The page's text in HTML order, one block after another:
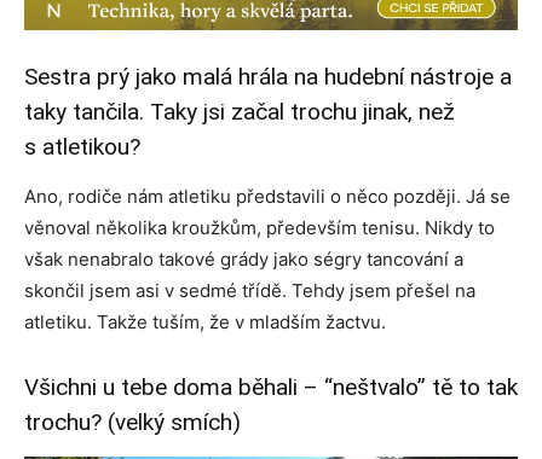
Sestra prý jako malá hrála na hudební nástroje a
taky tančila. Taky jsi začal trochu jinak, než
s atletikou?
Ano, rodiče nám atletiku představili o něco později. Já se
věnoval několika kroužkům, především tenisu. Nikdy to
však nenabralo takové grády jako ségry tancování a
skončil jsem asi v sedmé třídě. Tehdy jsem přešel na
atletiku. Takže tuším, že v mladším žactvu.
Všichni u tebe doma běhali – “neštvalo” tě to tak
trochu? (velký smích)